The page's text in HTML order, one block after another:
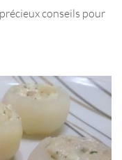
conseils pour